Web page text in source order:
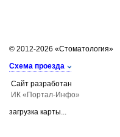
© 2012-2026 «Стоматология»
Схема проезда
Сайт разработан
ИК «Портал-Инфо»
загрузка карты...